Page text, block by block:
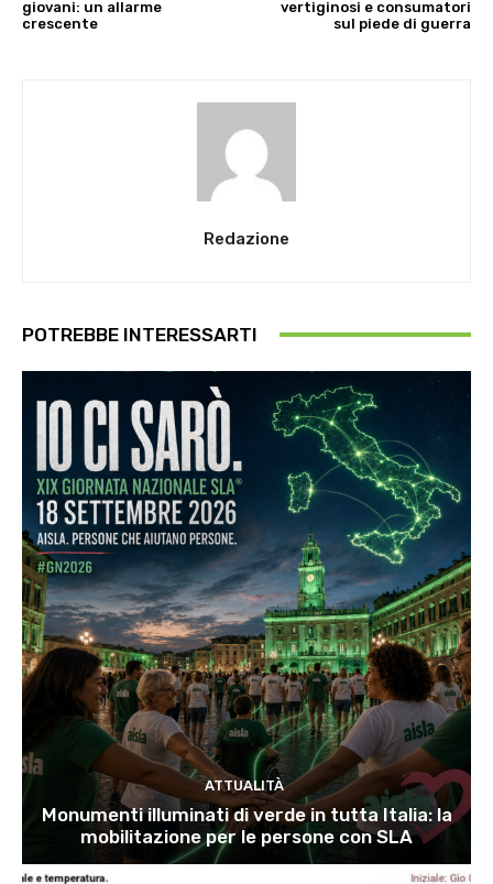
giovani: un allarme
crescente
vertiginosi e consumatori
sul piede di guerra
Redazione
POTREBBE INTERESSARTI
ATTUALITÀ
Monumenti illuminati di verde in tutta Italia: la
mobilitazione per le persone con SLA